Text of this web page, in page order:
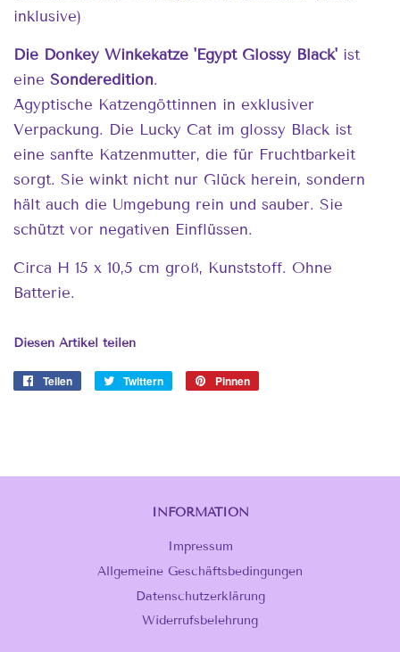
inklusive)
Die Donkey Winkekatze 'Egypt Glossy Black' ist
eine Sonderedition.
Ägyptische Katzengöttinnen in exklusiver
Verpackung. Die Lucky Cat im glossy Black ist
eine sanfte Katzenmutter, die für Fruchtbarkeit
sorgt. Sie winkt nicht nur Glück herein, sondern
hält auch die Umgebung rein und sauber. Sie
schützt vor negativen Einflüssen.
Circa H 15 x 10,5 cm groß, Kunststoff. Ohne
Batterie.
Diesen Artikel teilen
Teilen Twittern Pinnen
INFORMATION
Impressum
Allgemeine Geschäftsbedingungen
Datenschutzerklärung
Widerrufsbelehrung